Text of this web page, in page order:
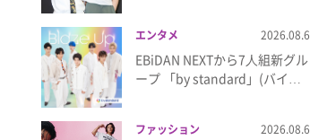
エンタメ 2026.08.6
EBiDAN NEXTから7⼈組新グル
ープ 「by standard」(バイ…
ファッション 2026.08.6